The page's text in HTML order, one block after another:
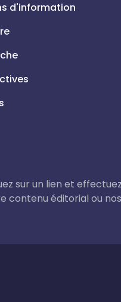
d'information
sur un lien et
contenu éditorial ou